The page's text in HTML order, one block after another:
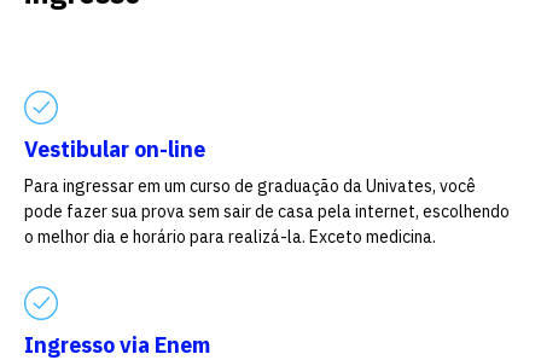
Vestibular on-line
Para ingressar em um curso de graduação da Univates, você
pode fazer sua prova sem sair de casa pela internet, escolhendo
o melhor dia e horário para realizá-la. Exceto medicina.
Ingresso via Enem
vagas para início de curso
vagas a partir do 2º ano de curso